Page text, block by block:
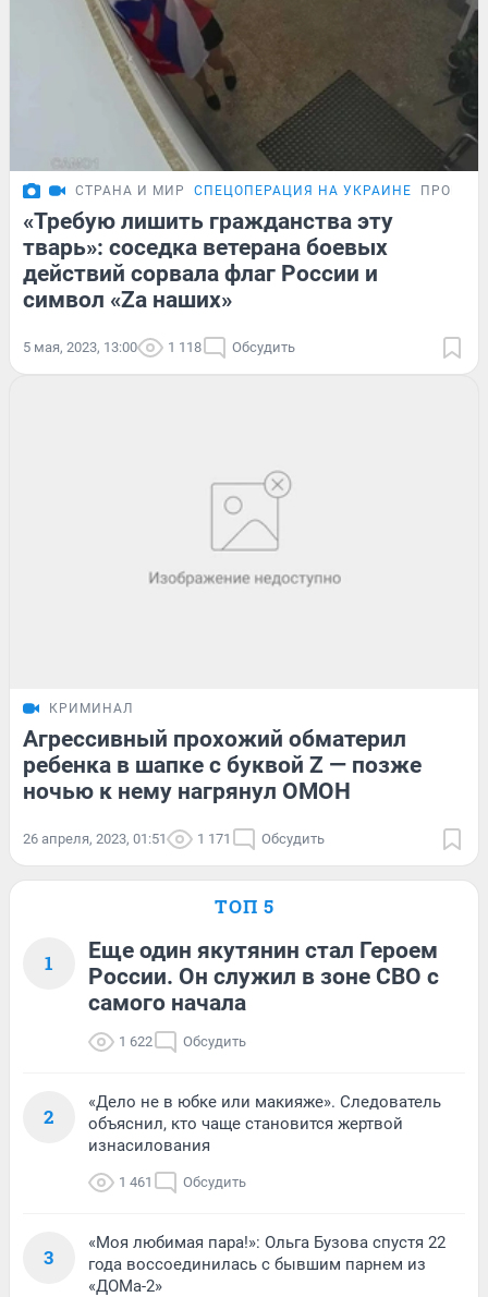
СТРАНА И МИР СПЕЦОПЕРАЦИЯ НА УКРАИНЕ
«Требую лишить гражданства эту
тварь»: соседка ветерана боевых
действий сорвала флаг России и
символ «Zа наших»
5 мая, 2023, 13:00 1 118 Обсудить
КРИМИНАЛ
Агрессивный прохожий обматерил
ребенка в шапке с буквой Z — позже
ночью к нему нагрянул ОМОН
26 апреля, 2023, 01:51 1 171 Обсудить
ТОП 5
1
Еще один якутянин стал Героем
России. Он служил в зоне СВО с
самого начала
1 622 Обсудить
2
«Дело не в юбке или макияже». Следователь
объяснил, кто чаще становится жертвой
изнасилования
1 461 Обсудить
3
«Моя любимая пара!»: Ольга Бузова спустя 22
года воссоединилась с бывшим парнем из
«ДОМа-2»